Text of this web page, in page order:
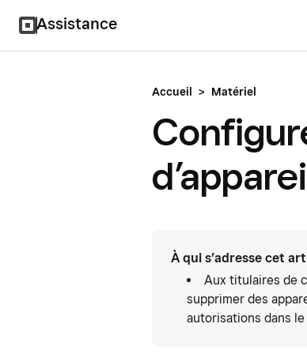
Assistance
Accueil > Matériel
À qui s’adresse cet
Aux titulaires de
supprimer des
autorisations dans le